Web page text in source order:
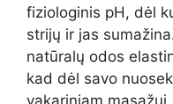
fiziologinis pH, dėl
strijų ir jas
natūralų odos
kad dėl savo
vakariniam